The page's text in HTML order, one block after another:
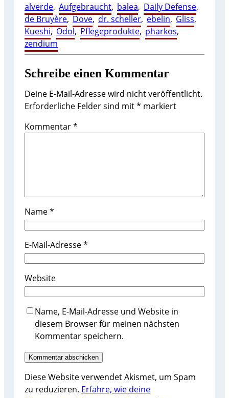
alverde, Aufgebraucht, balea, Daily Defense,
de Bruyère, Dove, dr. scheller, ebelin, Gliss,
Kueshi, Odol, Pflegeprodukte, pharkos,
zendium
Schreibe einen Kommentar
Deine E-Mail-Adresse wird nicht veröffentlicht.
Erforderliche Felder sind mit* markiert
Kommentar*
Name*
E-Mail-Adresse*
Website
Name, E-Mail-Adresse und Website in
diesem Browser für meinen nächsten
Kommentar speichern.
Diese Website verwendet Akismet, um Spam
zu reduzieren. Erfahre, wie deine